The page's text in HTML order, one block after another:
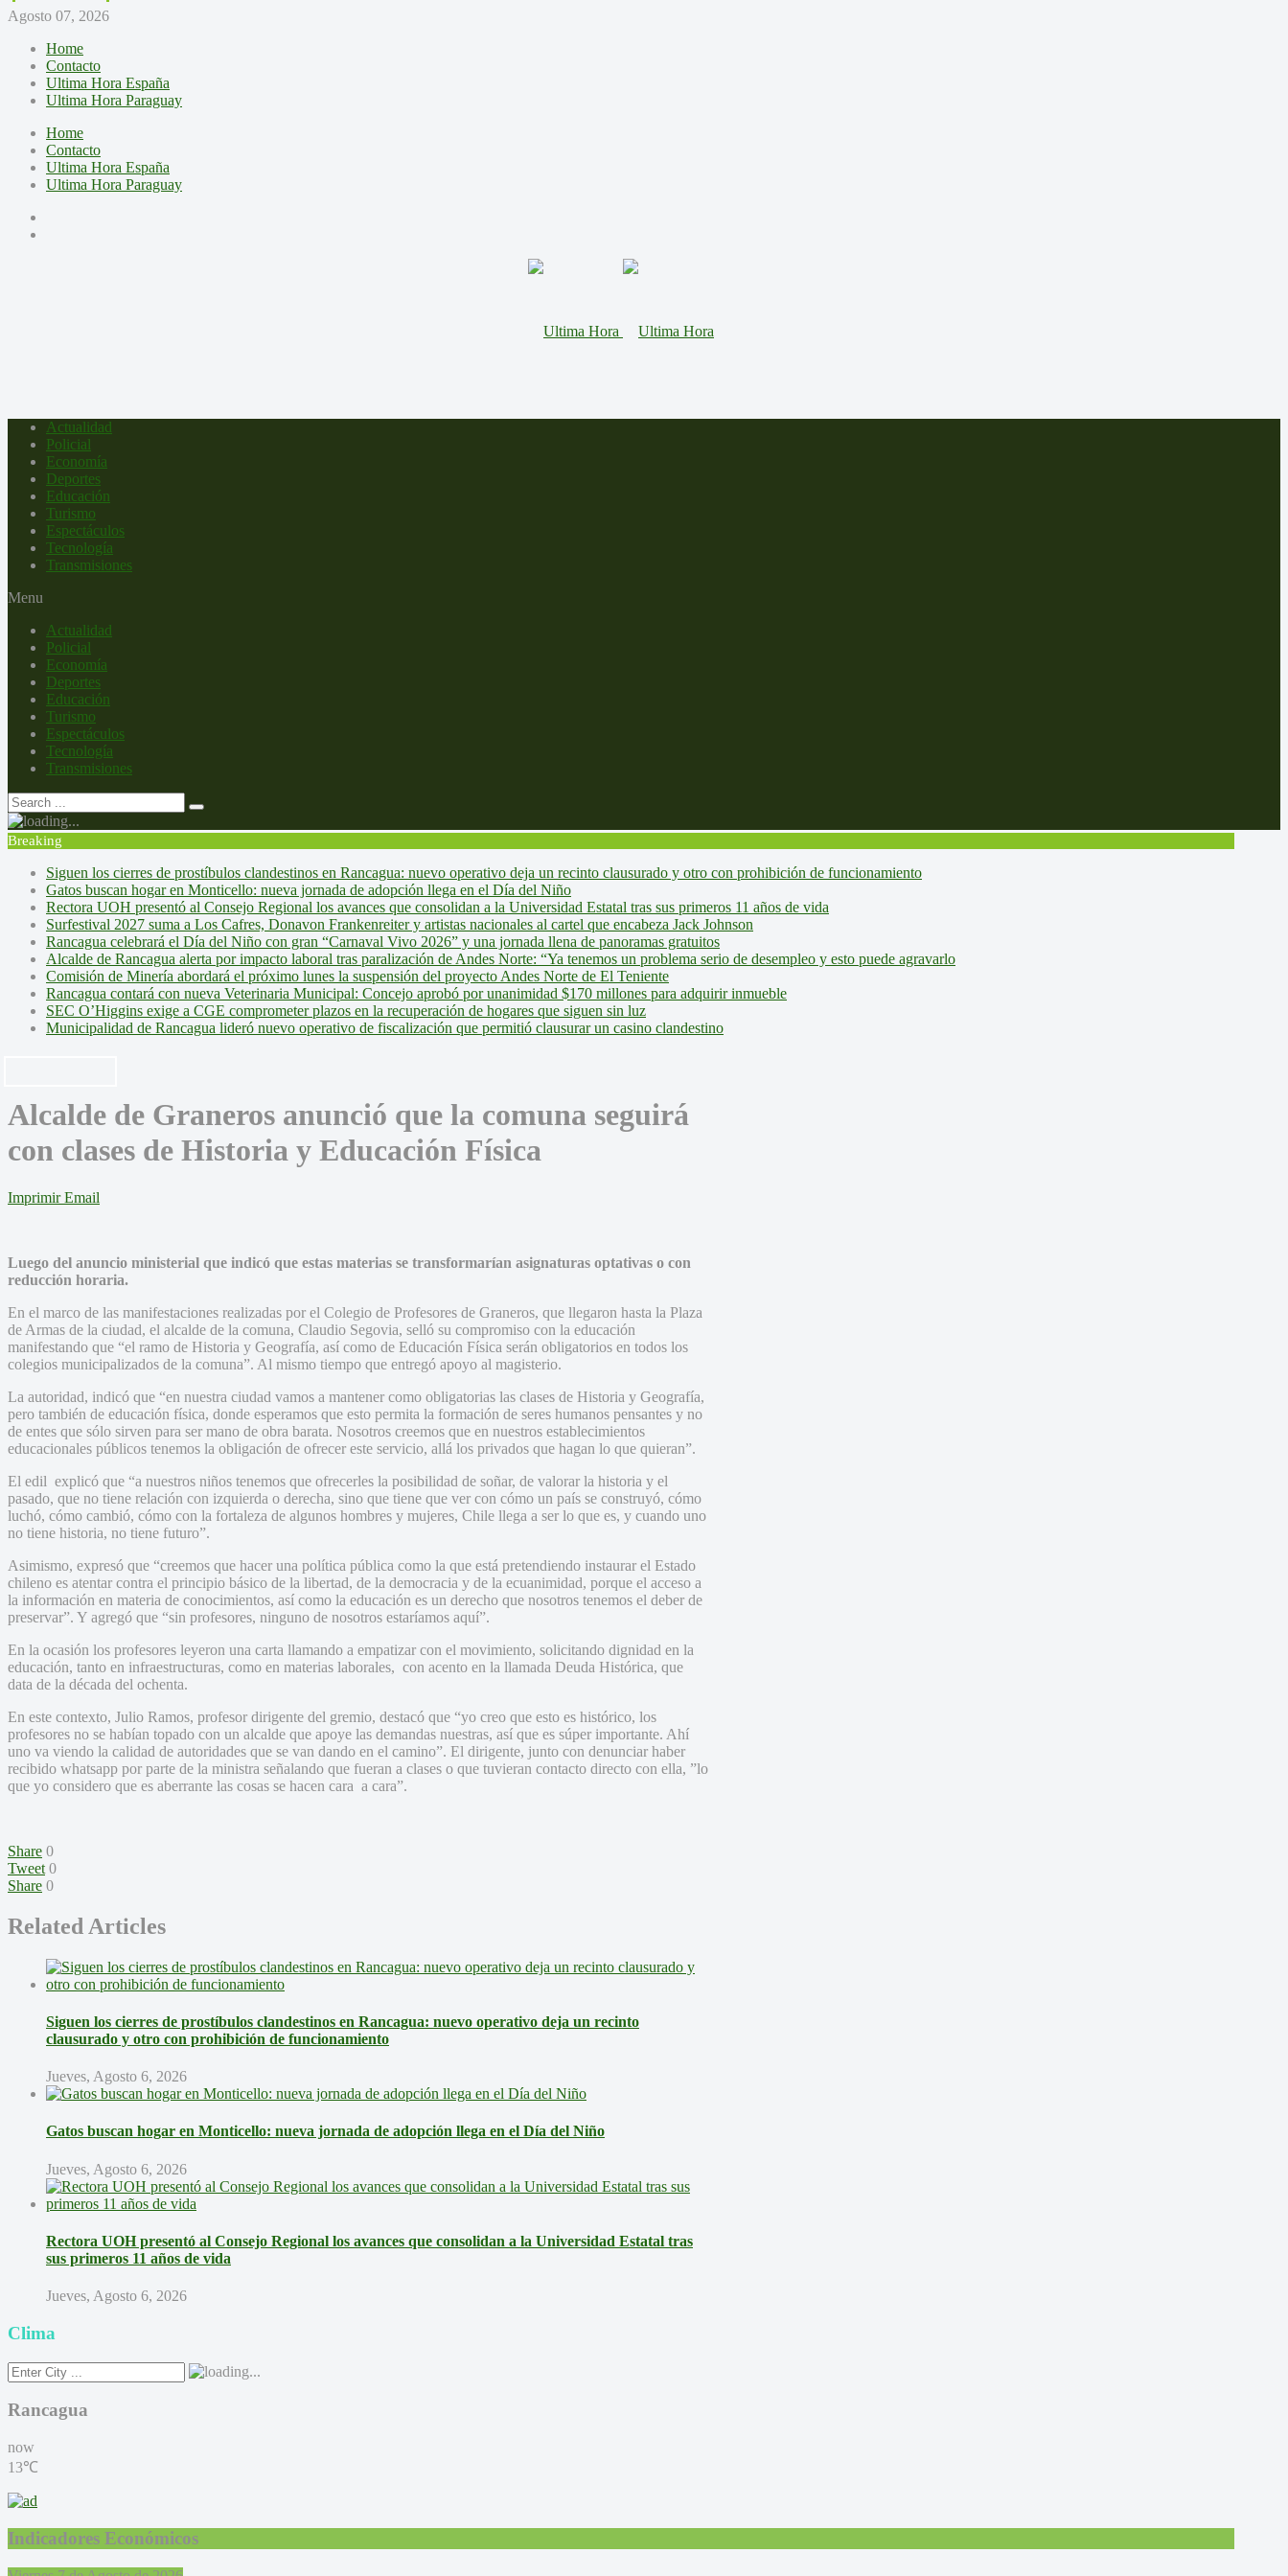
Agosto 07, 2026
Home
Contacto
Ultima Hora España
Ultima Hora Paraguay
Home
Contacto
Ultima Hora España
Ultima Hora Paraguay
Actualidad
Policial
Economía
Deportes
Educación
Turismo
Espectáculos
Tecnología
Transmisiones
Menu
Actualidad
Policial
Economía
Deportes
Educación
Turismo
Espectáculos
Tecnología
Transmisiones
Breaking
Siguen los cierres de prostíbulos clandestinos en Rancagua: nuevo operativo deja un recinto clausurado y otro con prohibición de funcionamiento
Gatos buscan hogar en Monticello: nueva jornada de adopción llega en el Día del Niño
Rectora UOH presentó al Consejo Regional los avances que consolidan a la Universidad Estatal tras sus primeros 11 años de vida
Surfestival 2027 suma a Los Cafres, Donavon Frankenreiter y artistas nacionales al cartel que encabeza Jack Johnson
Rancagua celebrará el Día del Niño con gran “Carnaval Vivo 2026” y una jornada llena de panoramas gratuitos
Alcalde de Rancagua alerta por impacto laboral tras paralización de Andes Norte: “Ya tenemos un problema serio de desempleo y esto puede agravarlo
Comisión de Minería abordará el próximo lunes la suspensión del proyecto Andes Norte de El Teniente
Rancagua contará con nueva Veterinaria Municipal: Concejo aprobó por unanimidad $170 millones para adquirir inmueble
SEC O’Higgins exige a CGE comprometer plazos en la recuperación de hogares que siguen sin luz
Municipalidad de Rancagua lideró nuevo operativo de fiscalización que permitió clausurar un casino clandestino
Alcalde de Graneros anunció que la comuna seguirá
con clases de Historia y Educación Física
Imprimir Email
Luego del anuncio ministerial que indicó que estas materias se transformarían asignaturas optativas o con
reducción horaria.
En el marco de las manifestaciones realizadas por el Colegio de Profesores de Graneros, que llegaron hasta la Plaza
de Armas de la ciudad, el alcalde de la comuna, Claudio Segovia, selló su compromiso con la educación
manifestando que “el ramo de Historia y Geografía, así como de Educación Física serán obligatorios en todos los
colegios municipalizados de la comuna”. Al mismo tiempo que entregó apoyo al magisterio.
La autoridad, indicó que “en nuestra ciudad vamos a mantener como obligatorias las clases de Historia y Geografía,
pero también de educación física, donde esperamos que esto permita la formación de seres humanos pensantes y no
de entes que sólo sirven para ser mano de obra barata. Nosotros creemos que en nuestros establecimientos
educacionales públicos tenemos la obligación de ofrecer este servicio, allá los privados que hagan lo que quieran”.
El edil explicó que “a nuestros niños tenemos que ofrecerles la posibilidad de soñar, de valorar la historia y el
pasado, que no tiene relación con izquierda o derecha, sino que tiene que ver con cómo un país se construyó, cómo
luchó, cómo cambió, cómo con la fortaleza de algunos hombres y mujeres, Chile llega a ser lo que es, y cuando uno
no tiene historia, no tiene futuro”.
Asimismo, expresó que “creemos que hacer una política pública como la que está pretendiendo instaurar el Estado
chileno es atentar contra el principio básico de la libertad, de la democracia y de la ecuanimidad, porque el acceso a
la información en materia de conocimientos, así como la educación es un derecho que nosotros tenemos el deber de
preservar”. Y agregó que “sin profesores, ninguno de nosotros estaríamos aquí”.
En la ocasión los profesores leyeron una carta llamando a empatizar con el movimiento, solicitando dignidad en la
educación, tanto en infraestructuras, como en materias laborales, con acento en la llamada Deuda Histórica, que
data de la década del ochenta.
En este contexto, Julio Ramos, profesor dirigente del gremio, destacó que “yo creo que esto es histórico, los
profesores no se habían topado con un alcalde que apoye las demandas nuestras, así que es súper importante. Ahí
uno va viendo la calidad de autoridades que se van dando en el camino”. El dirigente, junto con denunciar haber
recibido whatsapp por parte de la ministra señalando que fueran a clases o que tuvieran contacto directo con ella, ”lo
que yo considero que es aberrante las cosas se hacen cara a cara”.
Share 0
Tweet 0
Share 0
Related Articles
Siguen los cierres de prostíbulos clandestinos en Rancagua: nuevo operativo deja un recinto
clausurado y otro con prohibición de funcionamiento
Jueves, Agosto 6, 2026
Gatos buscan hogar en Monticello: nueva jornada de adopción llega en el Día del Niño
Jueves, Agosto 6, 2026
Rectora UOH presentó al Consejo Regional los avances que consolidan a la Universidad Estatal tras
sus primeros 11 años de vida
Jueves, Agosto 6, 2026
Clima
Rancagua
now
13℃
Indicadores Económicos